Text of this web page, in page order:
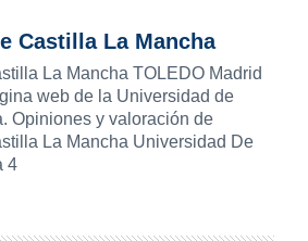
Castilla La Mancha
La Mancha TOLEDO Madrid
web de la Universidad de
Opiniones y valoración de
La Mancha Universidad De
4